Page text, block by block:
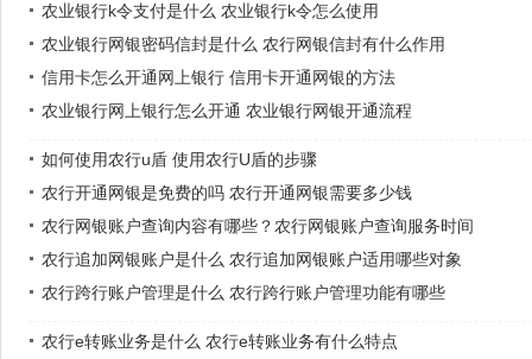
农业银行k令支付是什么 农业银行k令怎么使用
农业银行网银密码信封是什么 农行网银信封有什么作用
信用卡怎么开通网上银行 信用卡开通网银的方法
农业银行网上银行怎么开通 农业银行网银开通流程
如何使用农行u盾 使用农行U盾的步骤
农行开通网银是免费的吗 农行开通网银需要多少钱
农行网银账户查询内容有哪些？农行网银账户查询服务时间
农行追加网银账户是什么 农行追加网银账户适用哪些对象
农行跨行账户管理是什么 农行跨行账户管理功能有哪些
农行e转账业务是什么 农行e转账业务有什么特点